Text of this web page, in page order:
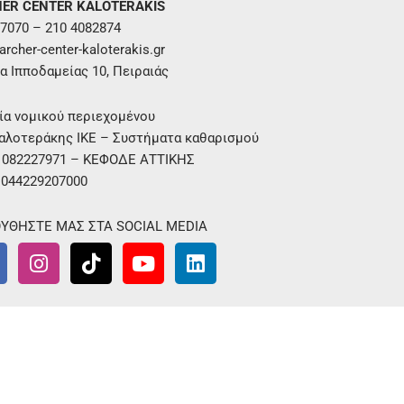
CENTER KALOTERAKIS
– 210 4082874
center-kaloterakis.gr
Ιπποδαμείας 10, Πειραιάς
νομικού περιεχομένου
ΙΚΕ – Συστήματα καθαρισμού
– ΚΕΦΟΔΕ ΑΤΤΙΚΗΣ
ΜΑΣ ΣΤΑ SOCIAL MEDIA
I
n
T
i
Y
o
L
i